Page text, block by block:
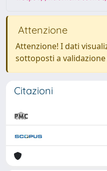
Attenzione
Attenzione! I dati
sottoposti a
Citazioni